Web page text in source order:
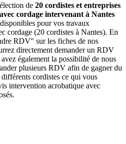
de 20 cordistes et entreprises
cordage intervenant à Nantes
pour vos travaux
cordage (20 cordistes à Nantes). En
RDV" sur les fiches de nos
directement demander un RDV
également la possibilité de nous
plusieurs RDV afin de gagner du
cordistes ce qui vous
intervention acrobatique avec